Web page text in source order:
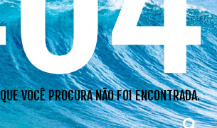
VOCÊ PROCURA NÃO FOI ENCONTRADA.